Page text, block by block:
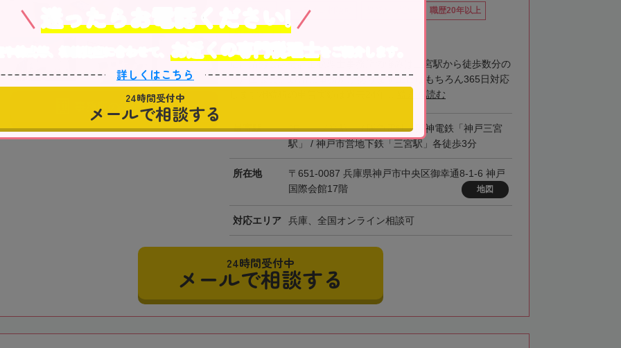
オンライン相談可 職歴20年以上
駐車場あり
近江清秀公認会計士税理士事務所の強みは三宮駅から徒歩数分の
神戸国際会館17階に事務所があります土日はもちろん365日対応
続きを読む
最寄駅
JR「三ノ宮駅」 / 阪急電鉄・阪神電鉄「神戸三宮
駅」 / 神戸市営地下鉄「三宮駅」各徒歩3分
所在地
〒651-0087 兵庫県神戸市中央区御幸通8-1-6 神戸
国際会館17階
地図
対応エリア 兵庫、全国オンライン相談可
事務所の詳細を見る
24時間受付中
メールで相談する
迷ったらお電話ください!
お近くの専門税理士
詳しくはこちら
24時間受付中
メールで相談する